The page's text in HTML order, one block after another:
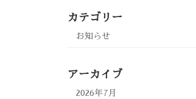
カテゴリー
お知らせ
アーカイブ
2026年7月